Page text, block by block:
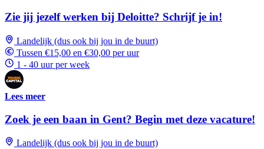
Zie jij jezelf werken bij Deloitte? Schrijf je in!
Landelijk (dus ook bij jou in de buurt)
Tussen €15,00 en €30,00 per uur
1 - 40 uur per week
Lees meer
Zoek je een baan in Gent? Begin met deze vacature!
Landelijk (dus ook bij jou in de buurt)